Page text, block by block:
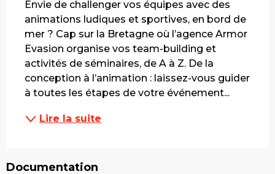
Envie de challenger vos équipes avec des
animations ludiques et sportives, en bord de
mer ? Cap sur la Bretagne où l’agence Armor
Evasion organise vos team-building et
activités de séminaires, de A à Z. De la
conception à l’animation : laissez-vous guider
à toutes les étapes de votre événement...
Lire la suite
Documentation